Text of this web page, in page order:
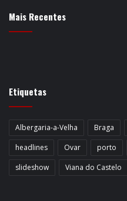
Mais Recentes
Etiquetas
Albergaria-a-Velha Braga
headlines
Ovar porto
slideshow
Viana do Castelo